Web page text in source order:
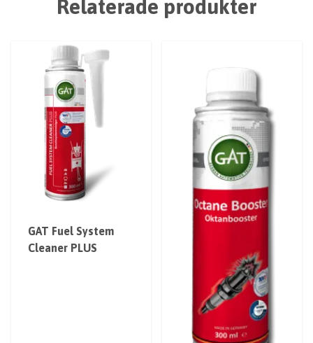
Relaterade produkter
GAT Fuel System
Cleaner PLUS